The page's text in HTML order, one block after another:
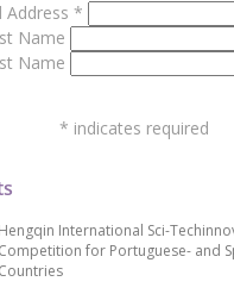
Hengqin International Sci-
Competition for Portuguese- and
Countries
Address *
Name
Name
* indicates required